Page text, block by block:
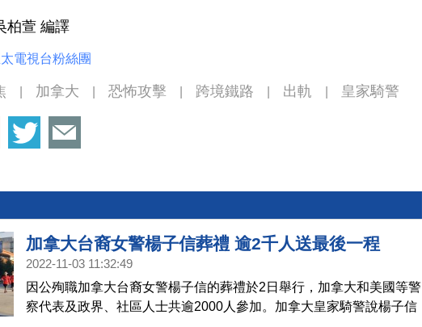
柏萱 編譯
電視台粉絲團
加拿大 恐怖攻擊 跨境鐵路 出軌 皇家騎警
加拿大台裔女警楊子信葬禮 逾2千人送最後一程
2022-11-03 11:32:49
因公殉職加拿大台裔女警楊子信的葬禮於2日舉行，加拿大和美國等警
察代表及政界、社區人士共逾2000人參加。加拿大皇家騎警說楊子信